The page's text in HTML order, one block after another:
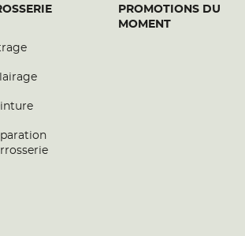
PROMOTIONS DU
MOMENT